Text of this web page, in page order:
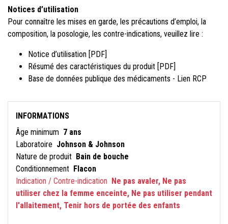
Notices d’utilisation
Pour connaître les mises en garde, les précautions d’emploi, la
composition, la posologie, les contre-indications, veuillez lire :
Notice d’utilisation [PDF]
Résumé des caractéristiques du produit [PDF]
Base de données publique des médicaments - Lien RCP
INFORMATIONS
Âge minimum 7 ans
Laboratoire Johnson & Johnson
Nature de produit Bain de bouche
Conditionnement Flacon
Indication / Contre-indication Ne pas avaler, Ne pas
utiliser chez la femme enceinte, Ne pas utiliser pendant
l'allaitement, Tenir hors de portée des enfants